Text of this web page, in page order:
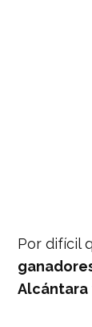
Por difícil
Alcántara